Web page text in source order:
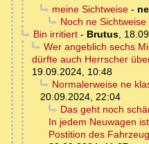
meine Sichtweise-
Noch ne Sichtweise
Bin irritiert- Brutus,
Wer angeblich sechs
dürfte auch Herrscher
19.09.2024, 10:48
Normalerweise ne
20.09.2024, 22:04
Das geht noch
In jedem Neuwagen
Postition des